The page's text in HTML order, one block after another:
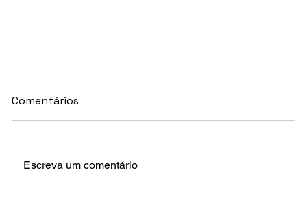
Comentários
Escreva um comentário